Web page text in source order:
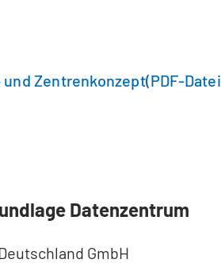
Zentrenkonzept PDF-Datei
Datenzentrum
GmbH